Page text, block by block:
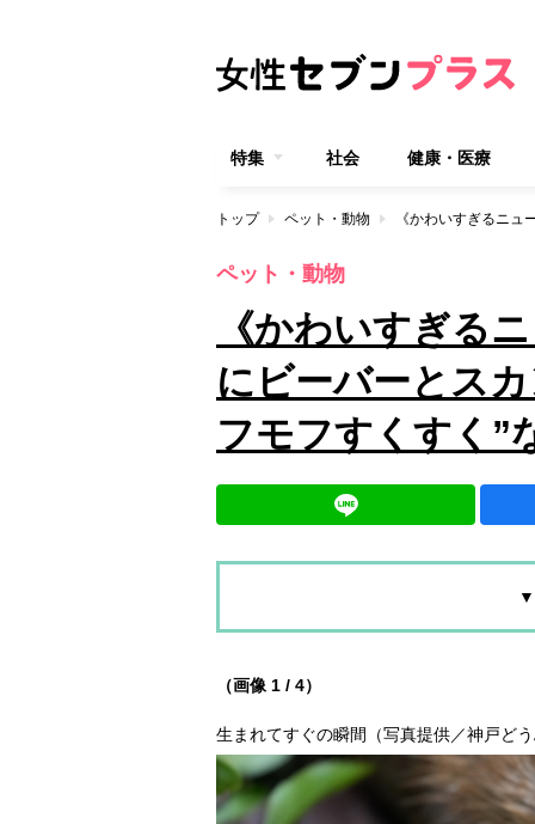
特集 社会 健康・医療
トップ ペット・動物
ペット・動物
《かわいすぎる
にビーバーとス
フモフすくすく”
▼
（画像 1 / 4）
生まれてすぐの瞬間（写真提供／神戸ど